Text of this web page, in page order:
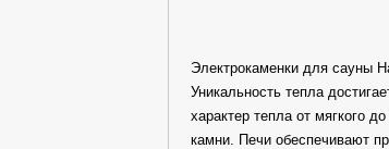
Электрокаменки для сауны
Уникальность тепла
характер тепла от мягкого
камни. Печи обеспечивают